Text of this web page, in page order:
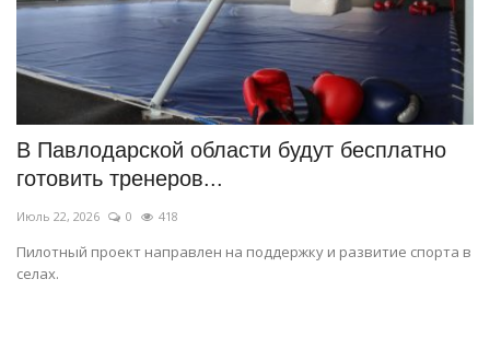
В Павлодарской области будут бесплатно
готовить тренеров...
Июль 22, 2026 0 418
Пилотный проект направлен на поддержку и развитие спорта в
селах.